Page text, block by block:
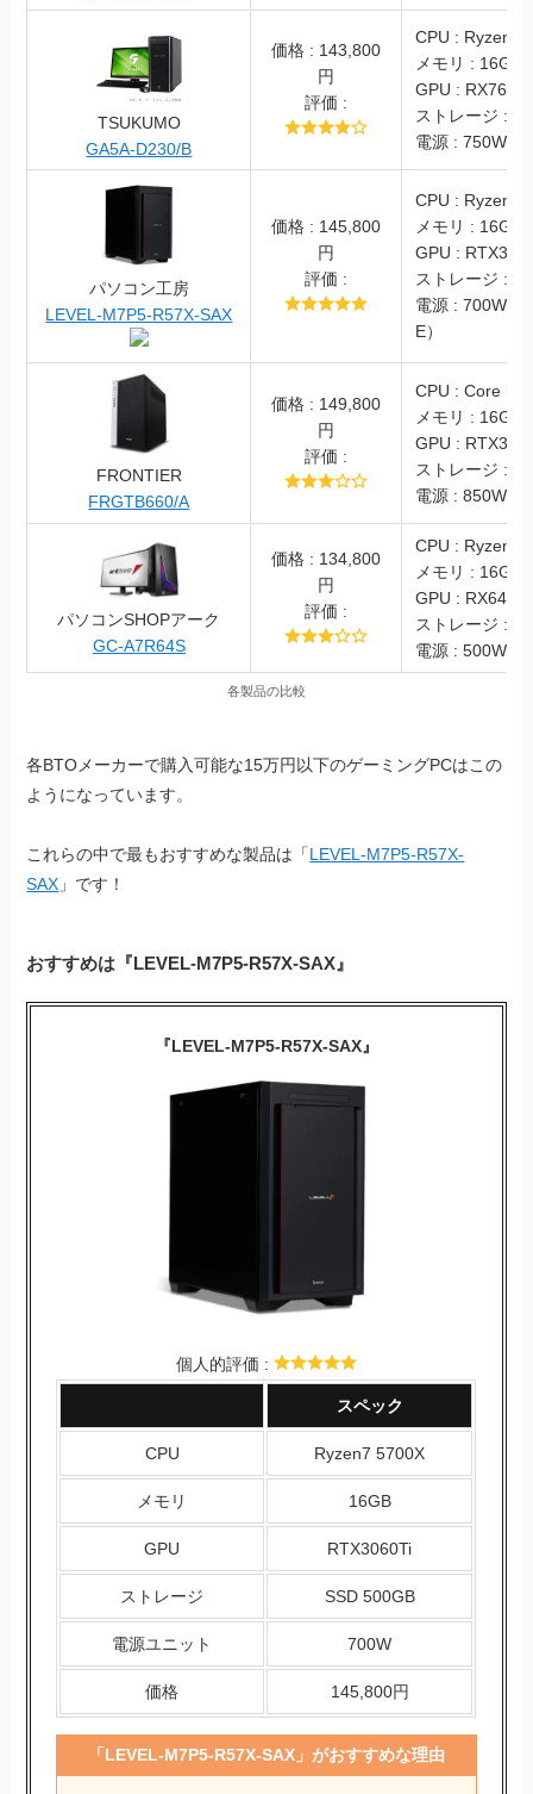
TSUKUMO
GA5A-D230/B
価格 : 143,800
円
評価 :
CPU : Ryzen5
メモリ : 16GB
GPU : RX7600
ストレージ :
電源 :
パソコン工房
LEVEL-M7P5-R57X-SAX
価格 : 145,800
円
評価 :
CPU : Ryzen7
メモリ :
GPU :
ストレージ :
電源 : 700W（
E）
FRONTIER
FRGTB660/A
価格 : 149,800
円
評価 :
CPU : Core i5
メモリ : 16GB
GPU :
ストレージ :
電源 : 850W
パソコンSHOPアーク
GC-A7R64S
価格 : 134,800
円
評価 :
CPU : Ryzen7
メモリ : 16GB
GPU : RX6400
ストレージ :
電源 : 500W
各製品の比較
各BTOメーカーで購入可能な15万円以下のゲーミングPCはこの
ようになっています。
これらの中で最もおすすめな製品は「LEVEL-M7P5-R57X-
SAX 」です！
おすすめは『LEVEL-M7P5-R57X-SAX』
『LEVEL-M7P5-R57X-SAX』
個人的評価 :
スペック
CPU Ryzen7 5700X
メモリ 16GB
GPU RTX3060Ti
ストレージ SSD 500GB
電源ユニット 700W
価格 145,800円
「LEVEL-M7P5-R57X-SAX」がおすすめな理由